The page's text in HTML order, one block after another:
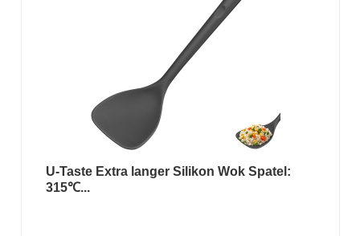
U-Taste Extra langer Silikon Wok Spatel:
315℃...